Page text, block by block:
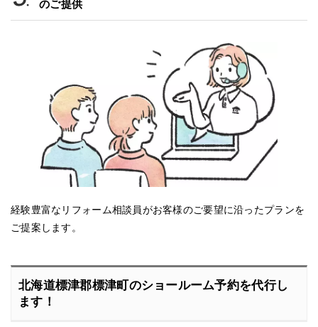
のご提供
経験豊富なリフォーム相談員がお客様のご要望に沿ったプランを
ご提案します。
北海道標津郡標津町のショールーム予約を代行し
ます！